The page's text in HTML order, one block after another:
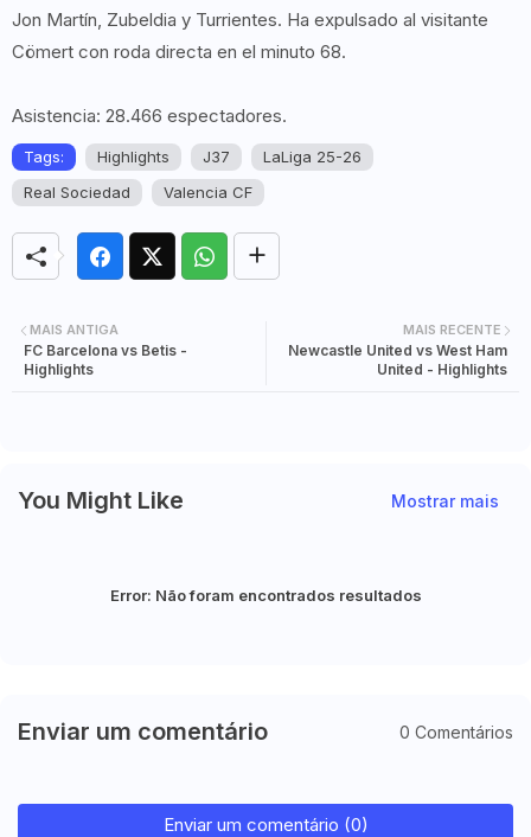
Jon Martín, Zubeldia y Turrientes. Ha expulsado al visitante
Cömert con roda directa en el minuto 68.
Asistencia: 28.466 espectadores.
Tags: Highlights J37
LaLiga 25-26
Real Sociedad
Valencia CF
MAIS RECENTE
Newcastle United vs West Ham
United - Highlights
MAIS ANTIGA
FC Barcelona vs Betis -
Highlights
You Might Like Mostrar mais
Error: Não foram encontrados resultados
Enviar um comentário 0 Comentários
Enviar um comentário (0)